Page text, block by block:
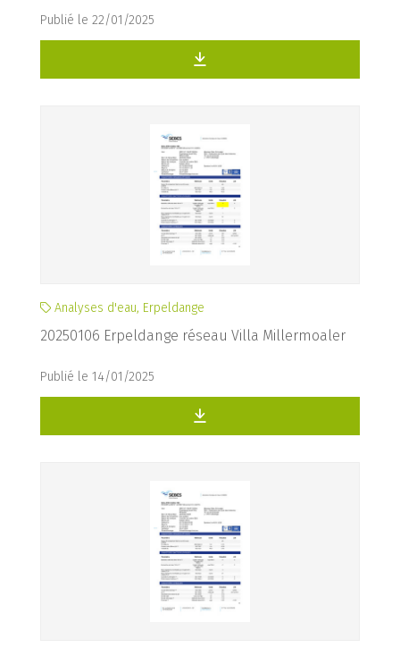
Publié le 22/01/2025
Analyses d'eau, Erpeldange
20250106 Erpeldange réseau Villa Millermoaler
Publié le 14/01/2025